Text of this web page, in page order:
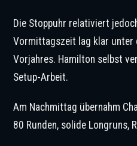
Die Stoppuhr relativiert
Vormittagszeit lag klar unter
Vorjahres. Hamilton selbst
Setup-Arbeit.
Am Nachmittag übernahm
80 Runden, solide Longruns,